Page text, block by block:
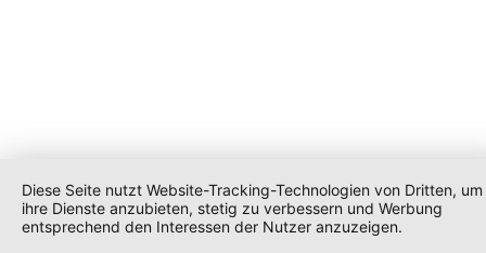
Diese Seite nutzt Website-Tracking-Technologien von Dritten, um
ihre Dienste anzubieten, stetig zu verbessern und Werbung
entsprechend den Interessen der Nutzer anzuzeigen.